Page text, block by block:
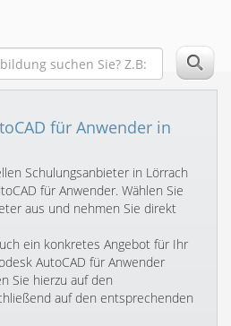
für Anwender in
Schulungsanbieter in Lörrach
für Anwender. Wählen Sie
aus und nehmen Sie direkt
ein konkretes Angebot für Ihr
AutoCAD für Anwender
Sie hierzu auf den
auf den entsprechenden